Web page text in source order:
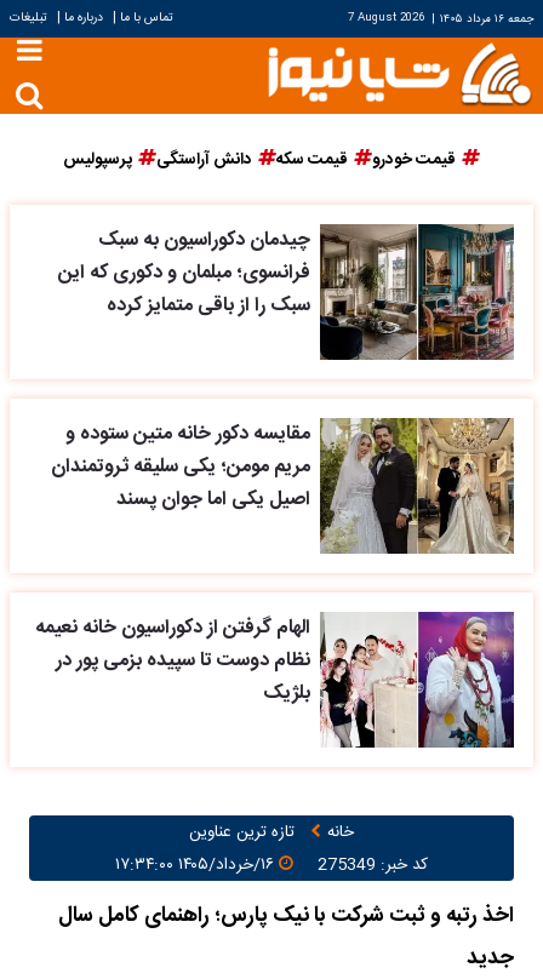
جمعه ۱۶ مرداد ۱۴۰۵ |
7 August 2026 تماس با ما | درباره ما | تبلیغات
قیمت خودرو قیمت سکه دانش آراستگی پرسپولیس
چیدمان دکوراسیون به سبک
فرانسوی؛ مبلمان و دکوری که این
سبک را از باقی متمایز کرده
مقایسه دکور خانه متین ستوده و
مریم مومن؛ یکی سلیقه ثروتمندان
اصیل یکی اما جوان پسند
الهام گرفتن از دکوراسیون خانه نعیمه
نظام دوست تا سپیده بزمی پور در
بلژیک
خانه
تازه ترین عناوین
کد خبر: 275349
اخذ رتبه و ثبت شرکت با نیک پارس؛ راهنمای کامل سال
جدید